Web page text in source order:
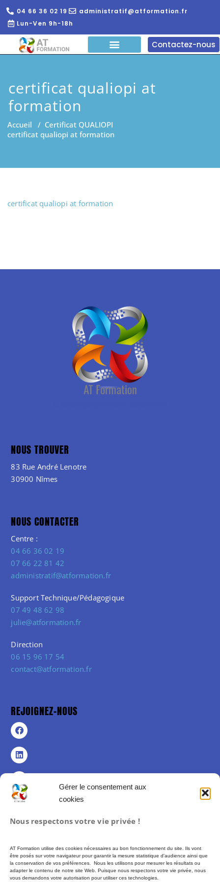
Gérer le consentement aux
cookies
Nous respectons votre vie privée !
AT Formation utilise des cookies nécessaires au bon fonctionnement du site. Ils vont
être posés sur votre navigateur pour garantir la mesure statistique d'audience ainsi que
la conservation de vos préférences. Nous les utilisons pour mesurer les résultats ou
adapter le contenu de notre site Web. Puisque nous respectons votre vie privée, nous
vous demandons votre autorisation pour utiliser ces technologies.
04 66 36 02 19
administratif@atformation.fr
Lun-Ven 9h-18h
Contactez-nous
certificat qualiopi at
formation
Accueil / Certificat QUALIOPI
certificat qualiopi at formation
certificat qualiopi at formation
NOUS TROUVER
83 Rue André Lenotre
30900 Nîmes
NOUS CONTACTER
Centre :
04 66 36 02 19
07 66 22 81 42
administratif@atformation.fr
Support Technique/Pédagogique
07 49 48 62 98
julie@atformation.fr
Direction
06 15 96 17 54
contact@atformation.fr
REJOIGNEZ-NOUS
Politique de cookies (UE)
Conditions Générales de Vente